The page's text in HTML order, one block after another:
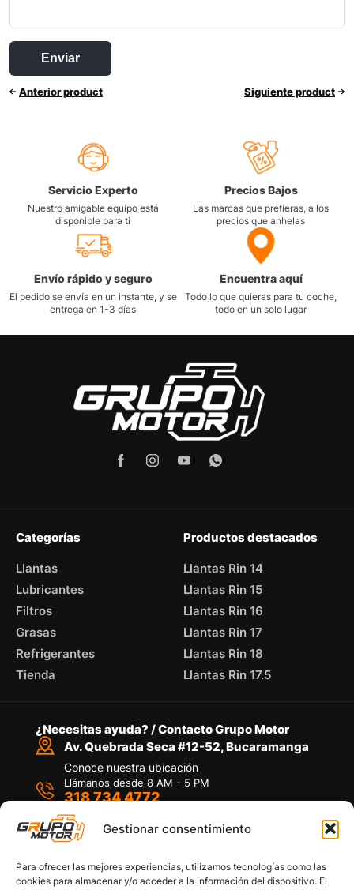
Gestionar consentimiento
Para ofrecer las mejores experiencias, utilizamos tecnologías como las
cookies para almacenar y/o acceder a la información del dispositivo. El
Anterior product Siguiente product
Servicio Experto
Nuestro amigable equipo está
disponible para ti
Precios Bajos
Las marcas que prefieras, a los
precios que anhelas
Envío rápido y seguro
El pedido se envía en un instante, y se
entrega en 1-3 días
Encuentra aquí
Todo lo que quieras para tu coche,
todo en un solo lugar
Categorías
Llantas
Lubricantes
Filtros
Grasas
Refrigerantes
Tienda
Productos destacados
Llantas Rin 14
Llantas Rin 15
Llantas Rin 16
Llantas Rin 17
Llantas Rin 18
Llantas Rin 17.5
¿Necesitas ayuda? / Contacto Grupo Motor
Av. Quebrada Seca #12-52, Bucaramanga
Conoce nuestra ubicación
Llámanos desde 8 AM - 5 PM
318 734 4772
Por medio de WhatsApp